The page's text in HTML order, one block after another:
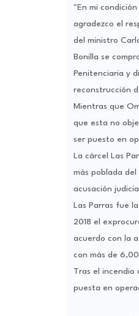
"En mi
agradezco el
del ministro
Bonilla se
Penitenciaria y
reconstrucción
Mientras que
que esta no
ser puesto en
La cárcel Las
más poblada
acusación
Las Parras fue
2018 el
acuerdo con la
con más de
Tras el incendio
puesta en